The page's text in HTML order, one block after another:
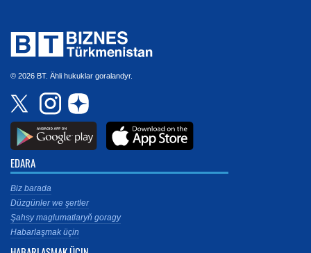
© 2026 BT. Ähli hukuklar goralandyr.
EDARA
Biz barada
Düzgünler we şertler
Şahsy maglumatlaryň goragy
Habarlaşmak üçin